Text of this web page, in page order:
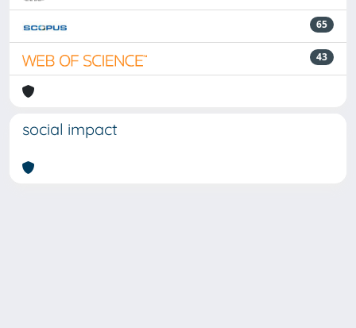
65
43
social impact